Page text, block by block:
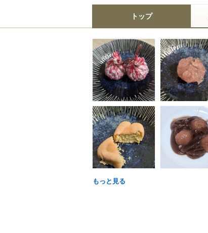
トップ
もっと見る